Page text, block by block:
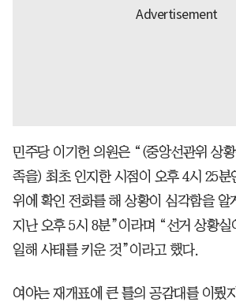
민주당 이기헌 의원은 “(중앙선관위 상
족을) 최초 인지한 시점이 오후 4시 25
위에 확인 전화를 해 상황이 심각함을 알
지난 오후 5시 8분”이라며 “선거 상황실
일해 사태를 키운 것”이라고 했다.
여야는 재개표에 큰 틀의 공감대를 이뤘